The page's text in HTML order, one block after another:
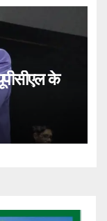
के